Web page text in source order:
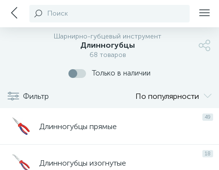
Поиск
Шарнирно-губцевый инструмент
Длинногубцы
68 товаров
Только в наличии
Фильтр По популярности
49
Длинногубцы прямые
18
Длинногубцы изогнутые